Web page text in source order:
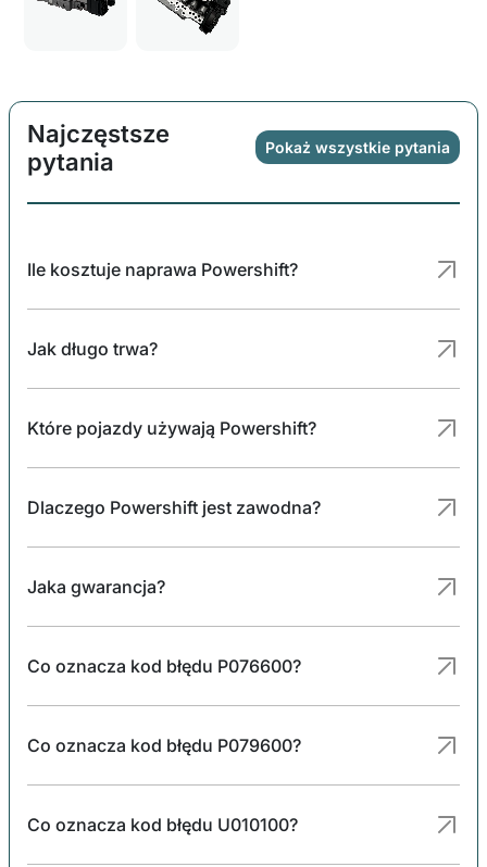
Najczęstsze
pytania
Pokaż wszystkie pytania
Ile kosztuje naprawa Powershift?
Jak długo trwa?
Które pojazdy używają Powershift?
Dlaczego Powershift jest zawodna?
Jaka gwarancja?
Co oznacza kod błędu P076600?
Co oznacza kod błędu P079600?
Co oznacza kod błędu U010100?